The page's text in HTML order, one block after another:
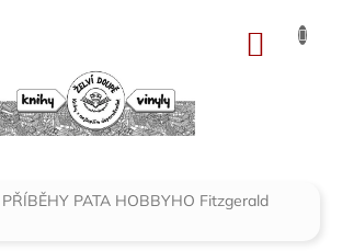
PŘÍBĚHY PATA HOBBYHO Fitzgerald